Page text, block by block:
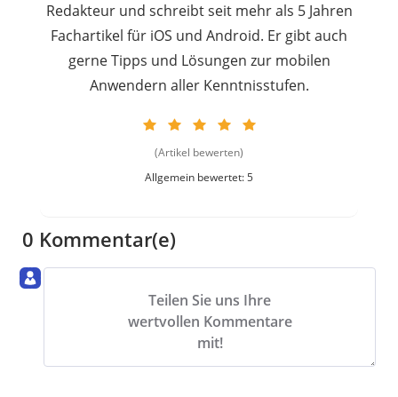
Redakteur und schreibt seit mehr als 5 Jahren
Fachartikel für iOS und Android. Er gibt auch
gerne Tipps und Lösungen zur mobilen
Anwendern aller Kenntnisstufen.
(Artikel bewerten)
Allgemein bewertet: 5
0 Kommentar(e)
Teilen Sie uns Ihre
wertvollen Kommentare
mit!